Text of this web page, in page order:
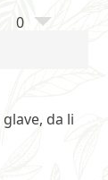
0
da li